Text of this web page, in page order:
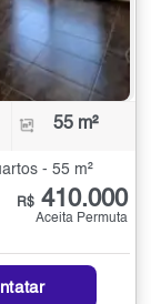
55 m²
- 55 m²
R$ 410.000
Aceita Permuta